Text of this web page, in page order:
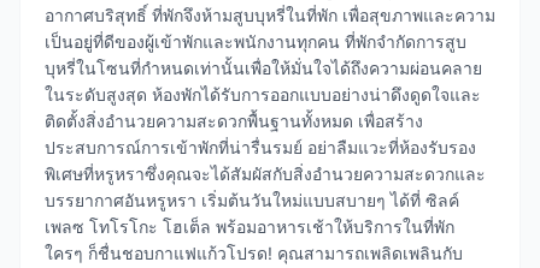
อากาศบริสุทธิ์ ที่พักจึงห้ามสูบบุหรี่ในที่พัก เพื่อสุขภาพและความ
เป็นอยู่ที่ดีของผู้เข้าพักและพนักงานทุกคน ที่พักจำกัดการสูบ
บุหรี่ในโซนที่กำหนดเท่านั้นเพื่อให้มั่นใจได้ถึงความผ่อนคลาย
ในระดับสูงสุด ห้องพักได้รับการออกแบบอย่างน่าดึงดูดใจและ
ติดตั้งสิ่งอำนวยความสะดวกพื้นฐานทั้งหมด เพื่อสร้าง
ประสบการณ์การเข้าพักที่น่ารื่นรมย์ อย่าลืมแวะที่ห้องรับรอง
พิเศษที่หรูหราซึ่งคุณจะได้สัมผัสกับสิ่งอำนวยความสะดวกและ
บรรยากาศอันหรูหรา เริ่มต้นวันใหม่แบบสบายๆ ได้ที่ ซิลค์
เพลซ โทโรโกะ โฮเต็ล พร้อมอาหารเช้าให้บริการในที่พัก
ใครๆ ก็ชื่นชอบกาแฟแก้วโปรด! คุณสามารถเพลิดเพลินกับ